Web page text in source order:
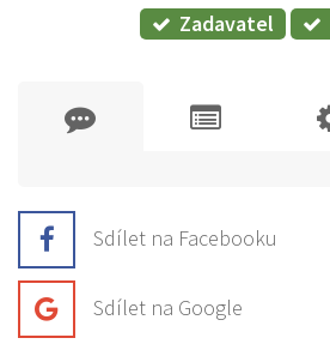
Zadavatel
Sdílet na Facebooku
Sdílet na Google